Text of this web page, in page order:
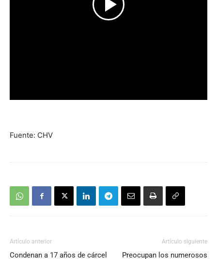
Fuente: CHV
Artículo anterior
Condenan a 17 años de cárcel
Artículo siguiente
Preocupan los numerosos